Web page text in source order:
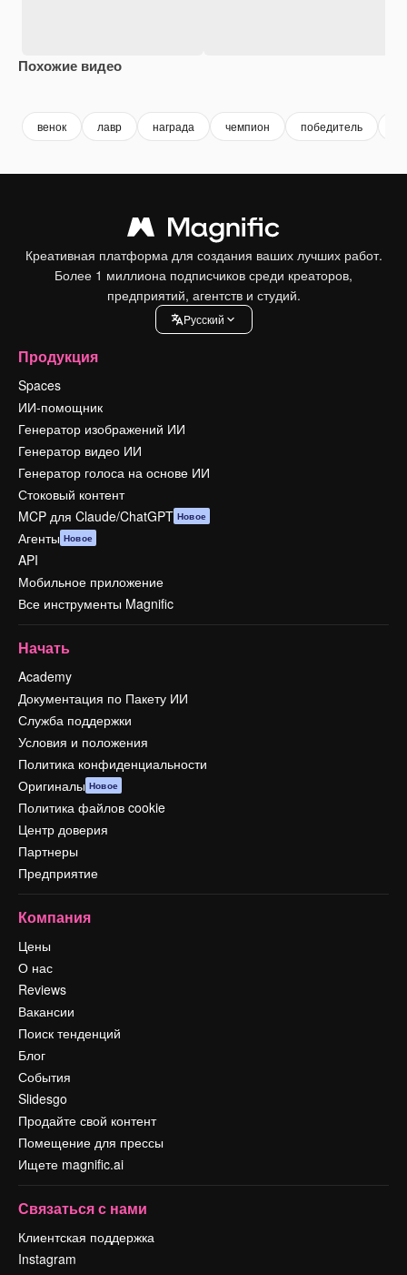
Похожие видео
венок лавр награда чемпион победитель
Креативная платформа для создания ваших лучших работ.
Более 1 миллиона подписчиков среди креаторов,
предприятий, агентств и студий.
Pусский
Продукция
Spaces
ИИ-помощник
Генератор изображений ИИ
Генератор видео ИИ
Генератор голоса на основе ИИ
Стоковый контент
MCP для Claude/ChatGPT Новое
Агенты Новое
API
Мобильное приложение
Все инструменты Magnific
Начать
Academy
Документация по Пакету ИИ
Служба поддержки
Условия и положения
Политика конфиденциальности
Оригиналы Новое
Политика файлов cookie
Центр доверия
Партнеры
Предприятие
Компания
Цены
О нас
Reviews
Вакансии
Поиск тенденций
Блог
События
Slidesgo
Продайте свой контент
Помещение для прессы
Ищете magnific.ai
Связаться с нами
Клиентская поддержка
Instagram